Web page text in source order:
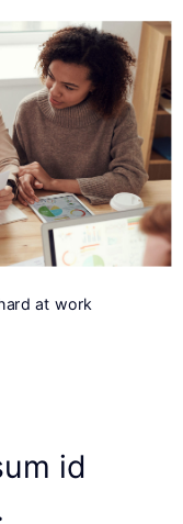
at work
id